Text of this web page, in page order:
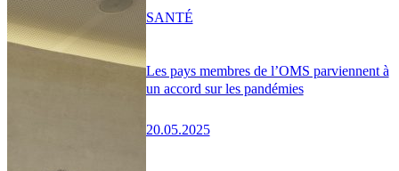
Les pays membres de l’OMS parviennent à
un accord sur les pandémies
20.05.2025
SANTÉ